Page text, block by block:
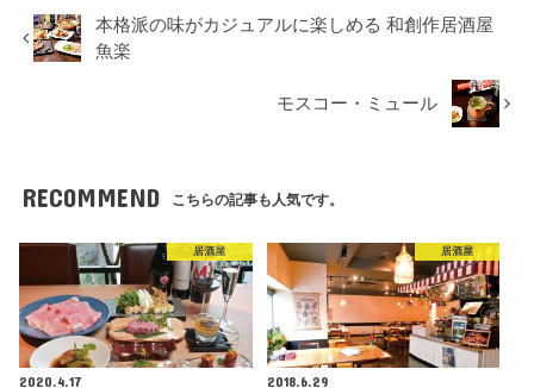
本格派の味がカジュアルに楽しめる 和創作居酒屋
魚楽
モスコー・ミュール
RECOMMEND こちらの記事も人気です。
居酒屋
2020.4.17
居酒屋
2018.6.29